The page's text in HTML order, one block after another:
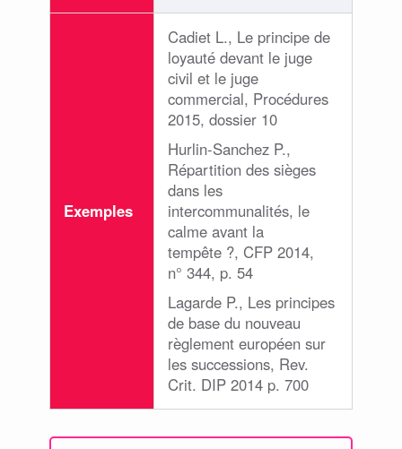
Exemples
Cadiet L., Le principe de
loyauté devant le juge
civil et le juge
commercial, Procédures
2015, dossier 10
Hurlin-Sanchez P.,
Répartition des sièges
dans les
intercommunalités, le
calme avant la
tempête ?, CFP 2014,
n° 344, p. 54
Lagarde P., Les principes
de base du nouveau
règlement européen sur
les successions, Rev.
Crit. DIP 2014 p. 700